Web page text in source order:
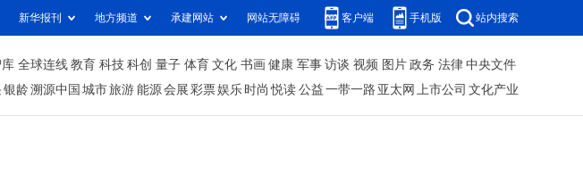
新华报刊 地方频道 承建网站 网站无障碍 客户端 手机版 站内搜索
库 全球连线 教育 科技 科创 量子 体育 文化 书画 健康 军事 访谈 视频 图片 政务 法律 中央文件
银龄溯源中国 城市旅游 能源 会展 彩票娱乐 时尚 悦读 公益 一带一路 亚太网 上市公司 文化产业